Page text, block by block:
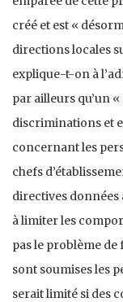
créé et est «
directions locales
explique-t-on à
par ailleurs qu’un
discriminations et
concernant les
chefs
directives
à limiter les
pas le problème de
sont soumises les
serait limité si des